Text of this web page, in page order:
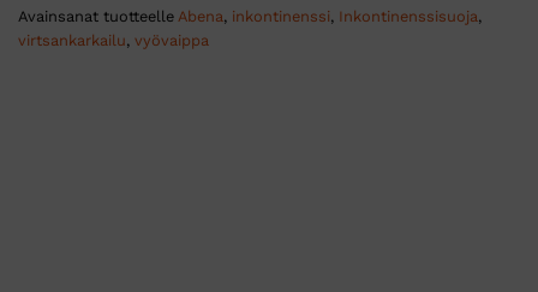
Avainsanat tuotteelle Abena, inkontinenssi, Inkontinenssisuoja,
virtsankarkailu, vyövaippa